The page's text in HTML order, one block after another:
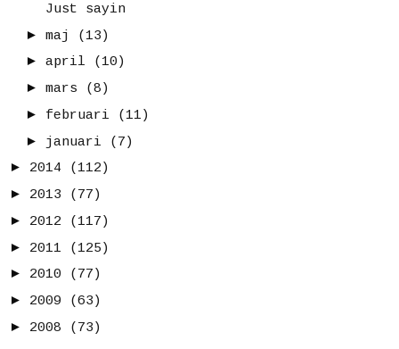
Just sayin
► maj
(13)
► april
(10)
► mars
(8)
► februari
(11)
► januari
(7)
► 2014
(112)
► 2013
(77)
► 2012
(117)
► 2011
(125)
► 2010
(77)
► 2009
(63)
► 2008 (73)